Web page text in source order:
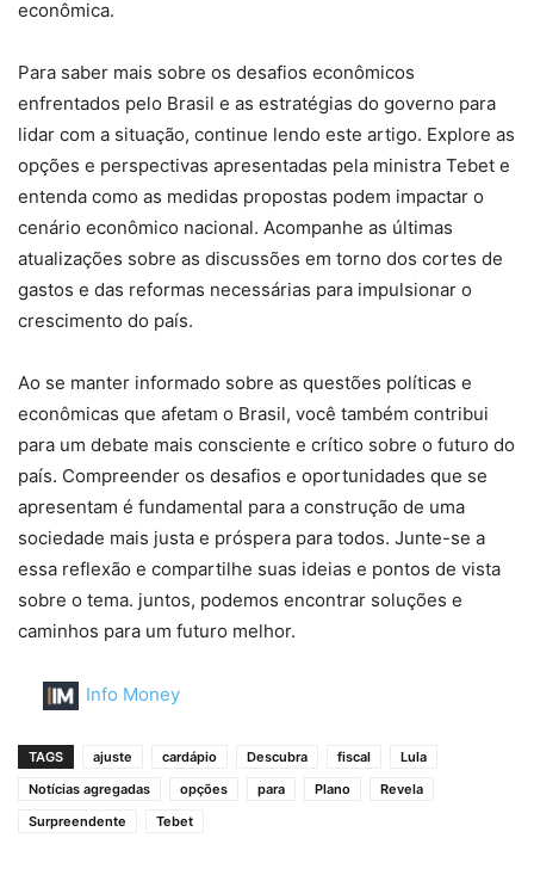
econômica.
Para saber mais sobre os desafios econômicos
enfrentados pelo Brasil e as estratégias do governo para
lidar com a situação, continue lendo este artigo. Explore as
opções e perspectivas apresentadas pela ministra Tebet e
entenda como as medidas propostas podem impactar o
cenário econômico nacional. Acompanhe as últimas
atualizações sobre as discussões em torno dos cortes de
gastos e das reformas necessárias para impulsionar o
crescimento do país.
Ao se manter informado sobre as questões políticas e
econômicas que afetam o Brasil, você também contribui
para um debate mais consciente e crítico sobre o futuro do
país. Compreender os desafios e oportunidades que se
apresentam é fundamental para a construção de uma
sociedade mais justa e próspera para todos. Junte-se a
essa reflexão e compartilhe suas ideias e pontos de vista
sobre o tema. juntos, podemos encontrar soluções e
caminhos para um futuro melhor.
Info Money
TAGS ajuste cardápio Descubra fiscal
Lula
Notícias agregadas
opções para Plano
Revela
Surpreendente
Tebet